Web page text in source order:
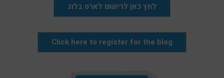
לחץ כאן לרישום לארט בלוג
Click here to register for the blog